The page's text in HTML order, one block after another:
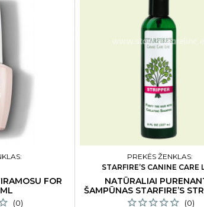
FOR
(0)
PREKĖS ŽENKLAS:
STARFIRE’S CANINE CARE
NATŪRALIAI
ŠAMPŪNAS STARFIRE’S
227 ML
(0)